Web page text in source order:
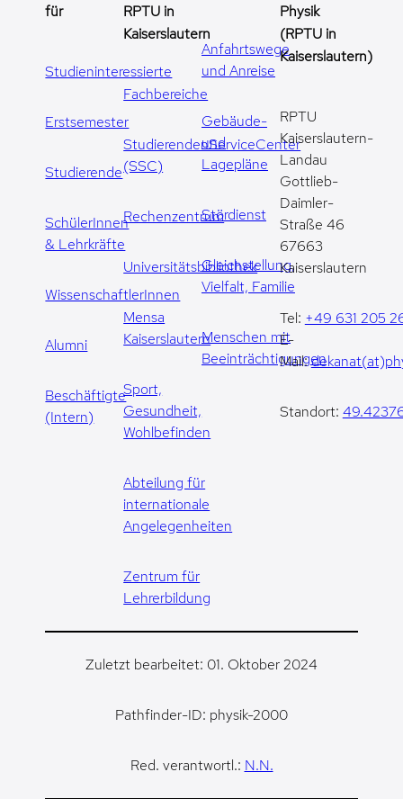
für
Studieninteressierte
Erstsemester
Studierende
SchülerInnen
& Lehrkräfte
WissenschaftlerInnen
Alumni
Beschäftigte
(Intern)
RPTU in
Kaiserslautern
Fachbereiche
StudierendenServiceCenter
(SSC)
Rechenzentrum
Universitätsbibliothek
Mensa
Kaiserslautern
Sport,
Gesundheit,
Wohlbefinden
Abteilung für
internationale
Angelegenheiten
Zentrum für
Lehrerbildung
Anfahrtswege
und Anreise
Gebäude-
und
Lagepläne
Stördienst
Gleichstellung,
Vielfalt, Familie
Menschen mit
Beeinträchtigungen
Physik
(RPTU in
Kaiserslautern)
RPTU
Kaiserslautern-
Landau
Gottlieb-
Daimler-
Straße 46
67663
Kaiserslautern
Tel: +49 631 205
E-
Mail:
Standort:
Zuletzt bearbeitet: 01. Oktober 2024
Pathfinder-ID: physik-2000
Red. verantwortl.: N.N.